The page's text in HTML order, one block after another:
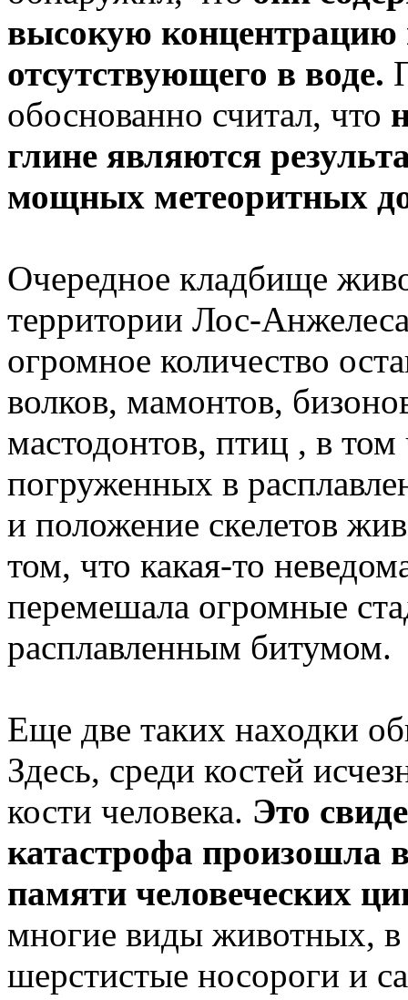
высокую концентрацию
отсутствующего в воде.
обоснованно считал, что
глине являются
мощных метеоритных
Очередное кладбище
территории Лос-
огромное количество
волков, мамонтов,
мастодонтов, птиц , в
погруженных в
и положение скелетов
том, что какая-то
перемешала огромные
расплавленным битумом.
Еще две таких находки
Здесь, среди костей
кости человека. Это
катастрофа произошла
памяти человеческих
многие виды животных,
шерстистые носороги и